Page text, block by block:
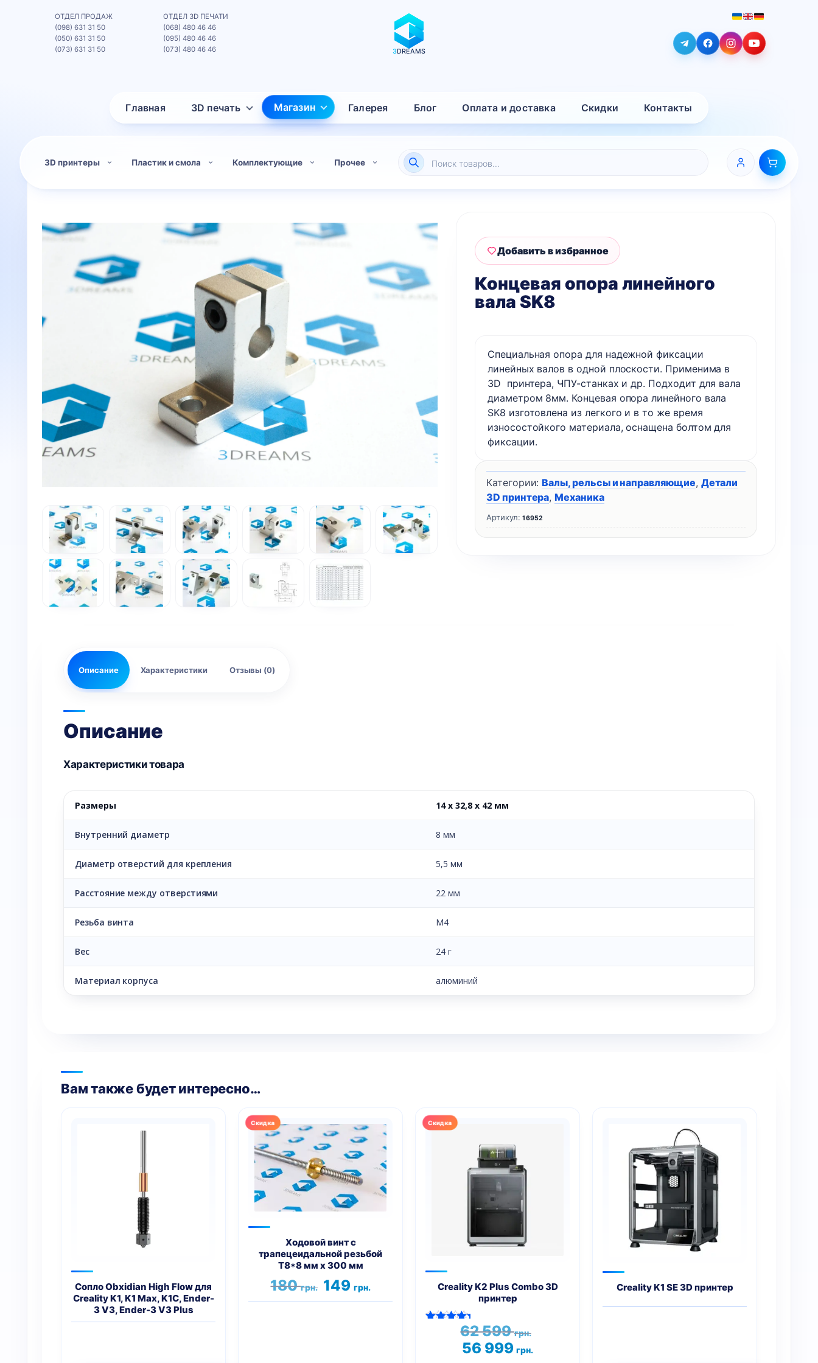
3DREAMS
Главная 3D печать Магазин Галерея Блог Оплата и доставка Скидки Контакты
ОТДЕЛ ПРОДАЖ
(098) 631 31 50
(050) 631 31 50
(073) 631 31 50
ОТДЕЛ 3D ПЕЧАТИ
(068) 480 46 46
(095) 480 46 46
(073) 480 46 46
3D принтеры Пластик и смола Комплектующие Прочее Поиск
Концевая опора линейного
вала SK8
Специальная опора для надежной фиксации
линейных валов в одной плоскости. Применима в
3D принтера, ЧПУ-станках и др. Подходит для вала
диаметром 8мм. Концевая опора линейного вала
SK8 изготовлена из легкого и в то же время
износостойкого материала, оснащена болтом для
фиксации.
Добавить в избранное
Артикул:16952
Категории:Валы, рельсы и направляющие, Детали
3D принтера,Механика
Описание Характеристики Отзывы (0)
Описание
Характеристики товара
Размеры 14 х 32,8 х 42 мм
Внутренний диаметр 8 мм
Диаметр отверстий для крепления 5,5 мм
Расстояние между отверстиями 22 мм
Резьба винта М4
Вес 24 г
Материал корпуса алюминий
Вам также будет интересно…
Сопло Obxidian High Flow для
Creality K1, K1 Max, K1C, Ender-
3 V3, Ender-3 V3 Plus
Ходовой винт с
трапецеидальной резьбой
T8*8 мм х 300 мм
180грн. Первоначальная
цена
составляла
149 грн.
цена:
149 грн..
Creality K2 Plus Combo 3D
принтер
Оценка62 599грн.
56 999грн.
цена:
Creality K1 SE 3D принтер